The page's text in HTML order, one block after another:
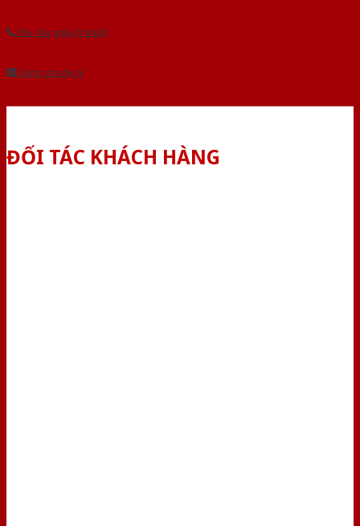
Yêu cầu gọi lại (3 phút)
Dành cho đại lý
ĐỐI TÁC KHÁCH HÀNG